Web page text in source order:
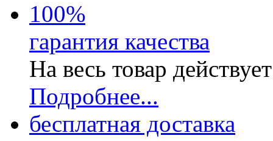
100%
гарантия качества
На весь товар
Подробнее...
бесплатная доставка